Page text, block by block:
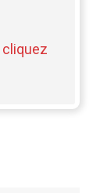
cliquez